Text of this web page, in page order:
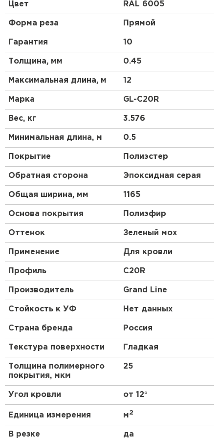
материал для частного коттеджного
Цвет RAL 6005
Форма реза Прямой
Гарантия 10
Толщина, мм 0.45
Максимальная длина, м 12
Марка GL-С20R
Вес, кг 3.576
Минимальная длина, м 0.5
Покрытие Полиэстер
Обратная сторона Эпоксидная серая
Общая ширина, мм 1165
Основа покрытия Полиэфир
Оттенок Зеленый мох
Применение Для кровли
Профиль C20R
Производитель Grand Line
Стойкость к УФ Нет данных
Страна бренда Россия
Текстура поверхности Гладкая
Толщина полимерного
покрытия, мкм
25
Угол кровли от 12°
Единица измерения м2
В резке да